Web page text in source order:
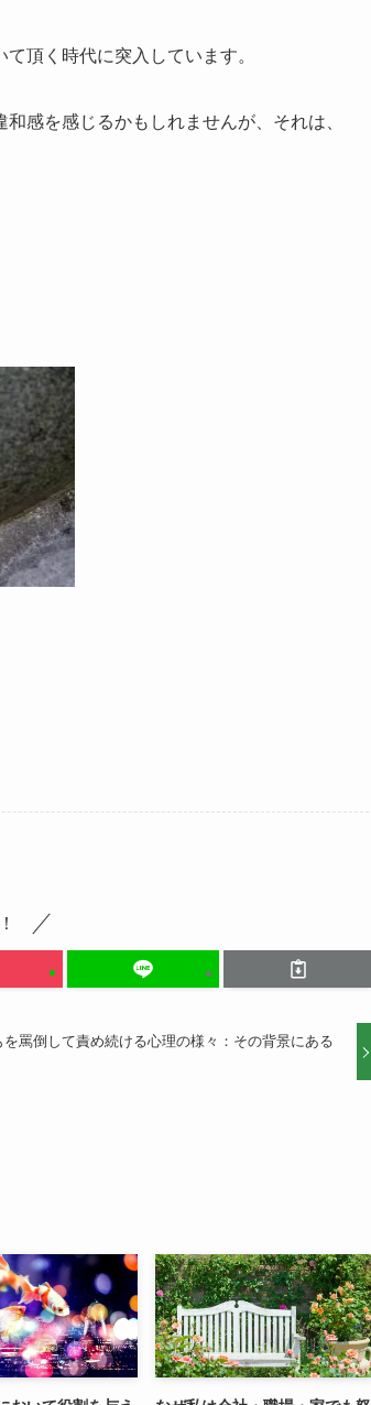
頂く時代に突入しています。
感を感じるかもしれませんが、それは、
を罵倒して責め続ける心理の様々：その背景にある